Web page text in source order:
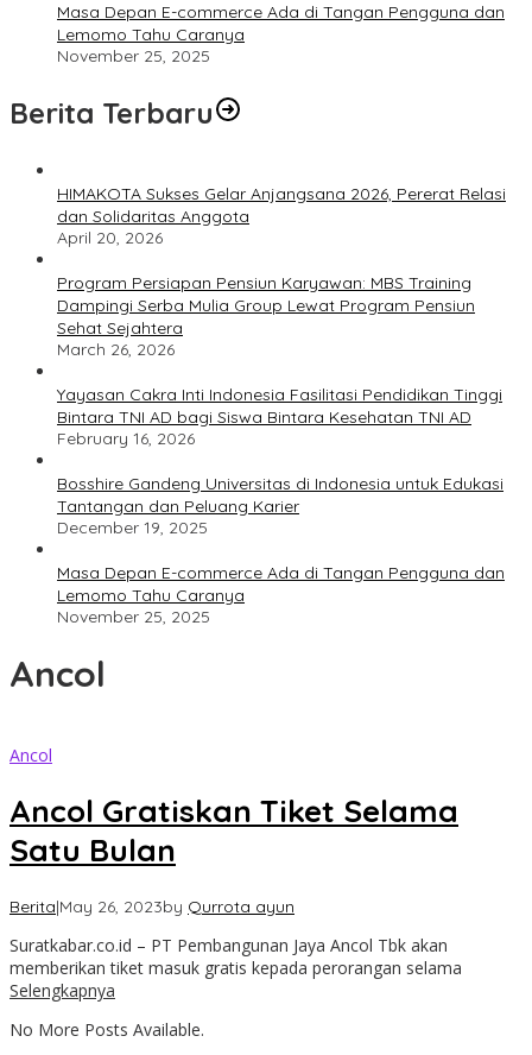
Masa Depan E-commerce Ada di Tangan Pengguna dan
Lemomo Tahu Caranya
November 25, 2025
Berita Terbaru
HIMAKOTA Sukses Gelar Anjangsana 2026, Pererat Relasi
dan Solidaritas Anggota
April 20, 2026
Program Persiapan Pensiun Karyawan: MBS Training
Dampingi Serba Mulia Group Lewat Program Pensiun
Sehat Sejahtera
March 26, 2026
Yayasan Cakra Inti Indonesia Fasilitasi Pendidikan Tinggi
Bintara TNI AD bagi Siswa Bintara Kesehatan TNI AD
February 16, 2026
Bosshire Gandeng Universitas di Indonesia untuk Edukasi
Tantangan dan Peluang Karier
December 19, 2025
Masa Depan E-commerce Ada di Tangan Pengguna dan
Lemomo Tahu Caranya
November 25, 2025
Ancol
Ancol
Ancol Gratiskan Tiket Selama
Satu Bulan
Berita|May 26, 2023by Qurrota ayun
Suratkabar.co.id – PT Pembangunan Jaya Ancol Tbk akan
memberikan tiket masuk gratis kepada perorangan selama
Selengkapnya
No More Posts Available.